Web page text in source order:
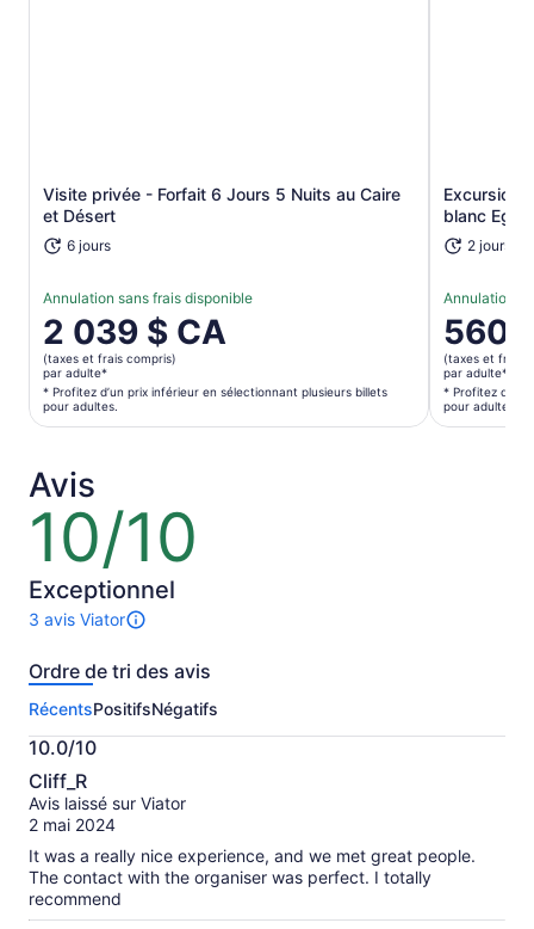
Visite privée - Forfait 6 Jours 5 Nuits au Caire
et Désert
6 jours
Annulation sans frais disponible
Le
prix
est
de 2 039 $ CA.
par
* Profitez
d’un
prix
inférieur
en
sélectionnant
plusieurs
billets
pour
adultes.
2 039 $ CA
(taxes et frais compris)
par adulte*
* Profitez d’un prix inférieur en sélectionnant plusieurs billets
pour adultes.
S’ouvre dans un nouvel onglet
Excursion
blanc
2 jours
Annulation
Le
prix
est
de 560 $
par
560
(taxes et frais
par adulte*
* Profitez d’un
pour adultes.
Avis
10/10
10
10
Exceptionnel
3 avis Viator
Il
a
sur
cette
activité.
Plus
de
renseignements
les
avis
vérifiés
Ordre de tri des avis
RécentsPositifsNégatifs
10.0/10
10.0
sur
10
Cliff_R
Avis laissé sur Viator
2 mai 2024
It was a really nice experience, and we met great people.
The contact with the organiser was perfect. I totally
recommend